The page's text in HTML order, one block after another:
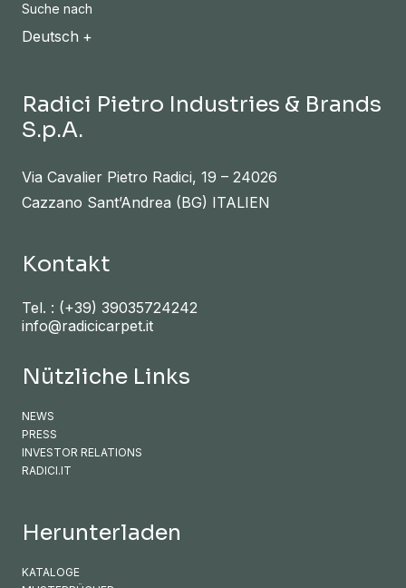
Suche nach
Deutsch
Radici Pietro Industries & Brands
S.p.A.
Via Cavalier Pietro Radici, 19 – 24026
Cazzano Sant’Andrea (BG) ITALIEN
Kontakt
Tel. : (+39) 39035724242
info@radicicarpet.it
Nützliche Links
NEWS
PRESS
INVESTOR RELATIONS
RADICI.IT
Herunterladen
KATALOGE